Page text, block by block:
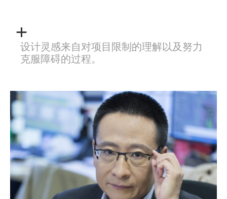
设计灵感来自对项目限制的理解以及努力
克服障碍的过程。